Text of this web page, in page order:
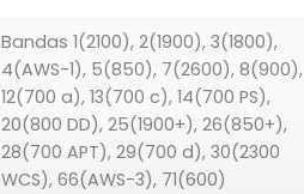
Bandas 1(2100), 2(1900), 3(1800),
4(AWS-1), 5(850), 7(2600), 8(900),
12(700 a), 13(700 c), 14(700 PS),
20(800 DD), 25(1900+), 26(850+),
28(700 APT), 29(700 d), 30(2300
WCS), 66(AWS-3), 71(600)